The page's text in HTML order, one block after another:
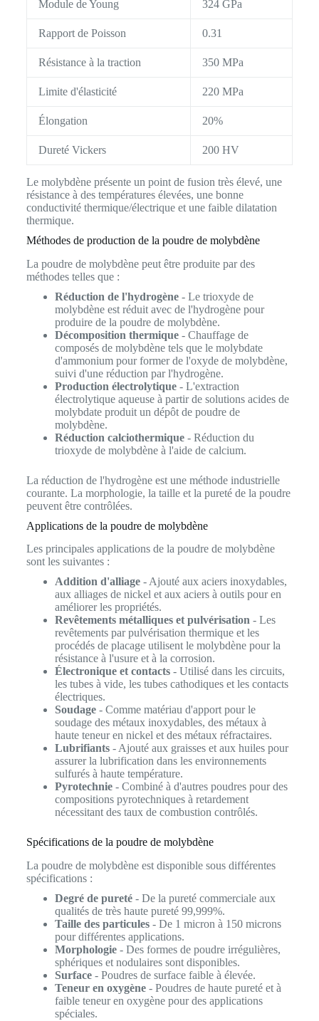
Module de Young 324 GPa
Rapport de Poisson 0.31
Résistance à la traction 350 MPa
Limite d'élasticité 220 MPa
Élongation 20%
Dureté Vickers 200 HV
Le molybdène présente un point de fusion très élevé, une
résistance à des températures élevées, une bonne
conductivité thermique/électrique et une faible dilatation
thermique.
Méthodes de production de la poudre de molybdène
La poudre de molybdène peut être produite par des
méthodes telles que :
Réduction de l'hydrogène- Le trioxyde de
molybdène est réduit avec de l'hydrogène pour
produire de la poudre de molybdène.
Décomposition thermique- Chauffage de
composés de molybdène tels que le molybdate
d'ammonium pour former de l'oxyde de molybdène,
suivi d'une réduction par l'hydrogène.
Production électrolytique- L'extraction
électrolytique aqueuse à partir de solutions acides de
molybdate produit un dépôt de poudre de
molybdène.
Réduction calciothermique- Réduction du
trioxyde de molybdène à l'aide de calcium.
La réduction de l'hydrogène est une méthode industrielle
courante. La morphologie, la taille et la pureté de la poudre
peuvent être contrôlées.
Applications de la poudre de molybdène
Les principales applications de la poudre de molybdène
sont les suivantes :
Addition d'alliage- Ajouté aux aciers inoxydables,
aux alliages de nickel et aux aciers à outils pour en
améliorer les propriétés.
Revêtements métalliques et pulvérisation- Les
revêtements par pulvérisation thermique et les
procédés de placage utilisent le molybdène pour la
résistance à l'usure et à la corrosion.
Électronique et contacts- Utilisé dans les circuits,
les tubes à vide, les tubes cathodiques et les contacts
électriques.
Soudage- Comme matériau d'apport pour le
soudage des métaux inoxydables, des métaux à
haute teneur en nickel et des métaux réfractaires.
Lubrifiants- Ajouté aux graisses et aux huiles pour
assurer la lubrification dans les environnements
sulfurés à haute température.
Pyrotechnie- Combiné à d'autres poudres pour des
compositions pyrotechniques à retardement
nécessitant des taux de combustion contrôlés.
Spécifications de la poudre de molybdène
La poudre de molybdène est disponible sous différentes
spécifications :
Degré de pureté- De la pureté commerciale aux
qualités de très haute pureté 99,999%.
Taille des particules- De 1 micron à 150 microns
pour différentes applications.
Morphologie- Des formes de poudre irrégulières,
sphériques et nodulaires sont disponibles.
Surface- Poudres de surface faible à élevée.
Teneur en oxygène- Poudres de haute pureté et à
faible teneur en oxygène pour des applications
spéciales.